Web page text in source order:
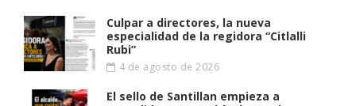
Culpar a directores, la nueva
especialidad de la regidora “Citlalli
Rubi”
4 de agosto de 2026
El sello de Santillan empieza a